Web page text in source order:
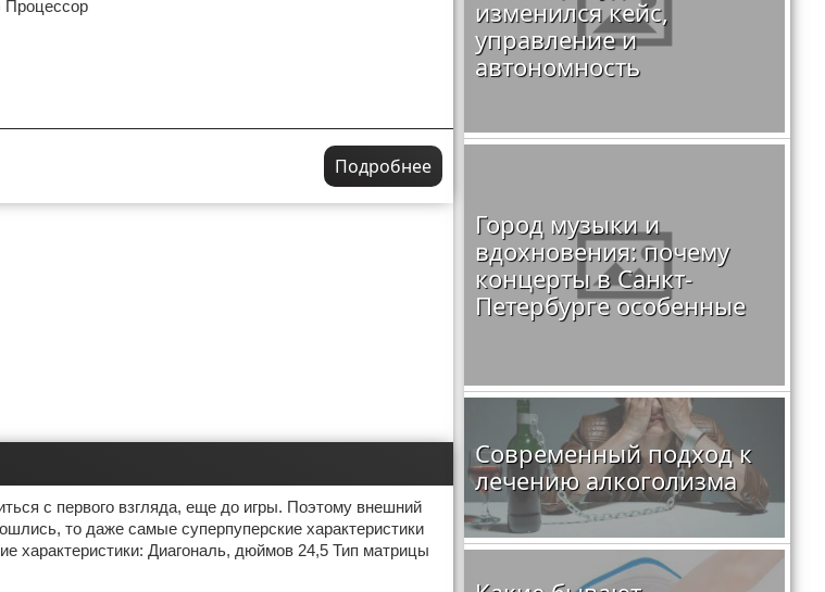
Процессор
Подробнее
с первого взгляда, еще до игры. Поэтому внешний
то даже самые суперпуперские характеристики
характеристики: Диагональ, дюймов 24,5 Тип матрицы
изменился кейс,
управление и
автономность
Город музыки и
вдохновения: почему
концерты в Санкт-
Петербурге особенные
Современный подход к
лечению алкоголизма